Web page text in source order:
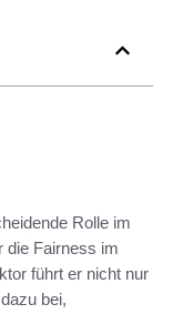
Rolle im
die Fairness im
führt er nicht nur
bei,